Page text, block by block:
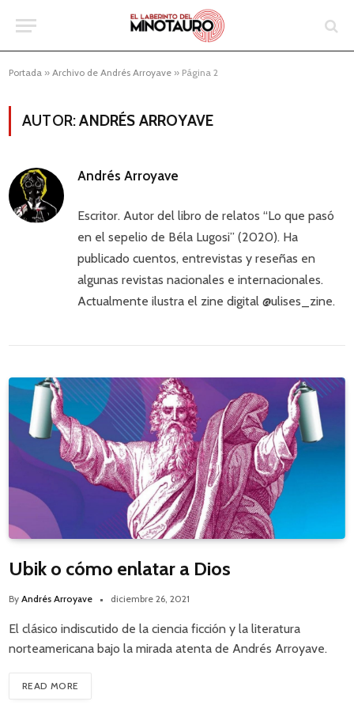
Portada » Archivo de Andrés Arroyave » Página 2
AUTOR:ANDRÉS ARROYAVE
Andrés Arroyave
Escritor. Autor del libro de relatos “Lo que pasó
en el sepelio de Béla Lugosi” (2020). Ha
publicado cuentos, entrevistas y reseñas en
algunas revistas nacionales e internacionales.
Actualmente ilustra el zine digital @ulises_zine.
Ubik o cómo enlatar a Dios
By Andrés Arroyave diciembre 26, 2021
El clásico indiscutido de la ciencia ficción y la literatura
norteamericana bajo la mirada atenta de Andrés Arroyave.
READ MORE